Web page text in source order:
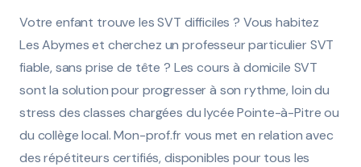
Votre enfant trouve les SVT difficiles ? Vous habitez
Les Abymes et cherchez un professeur particulier SVT
fiable, sans prise de tête ? Les cours à domicile SVT
sont la solution pour progresser à son rythme, loin du
stress des classes chargées du lycée Pointe-à-Pitre ou
du collège local. Mon-prof.fr vous met en relation avec
des répétiteurs certifiés, disponibles pour tous les